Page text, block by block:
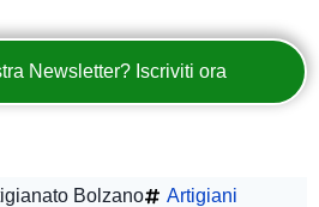
Newsletter? Iscriviti ora
Bolzano Artigiani